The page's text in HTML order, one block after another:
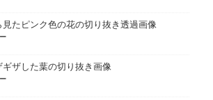
たピンク色の花の切り抜き透過画像
ギザした葉の切り抜き画像